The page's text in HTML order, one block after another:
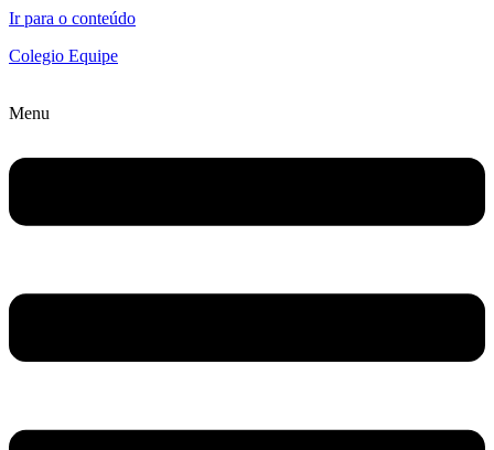
Ir para o conteúdo
Colegio Equipe
Menu